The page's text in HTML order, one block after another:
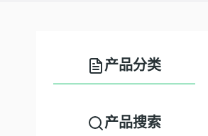
产品分类
产品搜索